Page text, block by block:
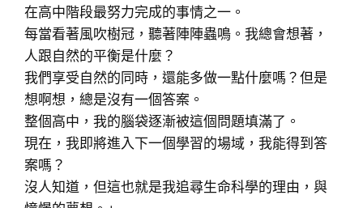
在高中階段最努力完成的事情之一。
每當看著風吹樹冠，聽著陣陣蟲鳴。我總會想著，
人跟自然的平衡是什麼？
我們享受自然的同時，還能多做一點什麼嗎？但是
想啊想，總是沒有一個答案。
整個高中，我的腦袋逐漸被這個問題填滿了。
現在，我即將進入下一個學習的場域，我能得到答
案嗎？
沒人知道，但這也就是我追尋生命科學的理由，與